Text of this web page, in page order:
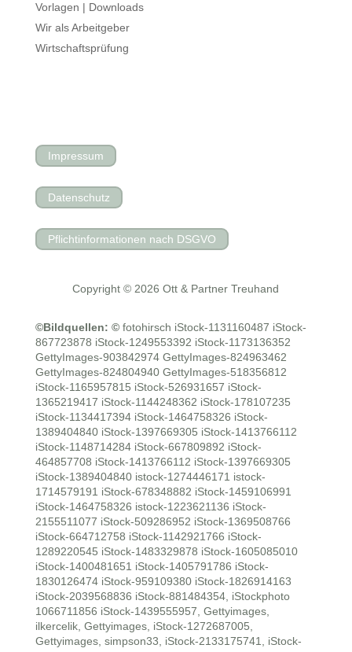
Vorlagen | Downloads
Wir als Arbeitgeber
Wirtschaftsprüfung
Impressum
Datenschutz
Pflichtinformationen nach DSGVO
Copyright © 2026 Ott & Partner Treuhand
©Bildquellen: © fotohirsch iStock-1131160487 iStock-
867723878 iStock-1249553392 iStock-1173136352
GettyImages-903842974 GettyImages-824963462
GettyImages-824804940 GettyImages-518356812
iStock-1165957815 iStock-526931657 iStock-
1365219417 iStock-1144248362 iStock-178107235
iStock-1134417394 iStock-1464758326 iStock-
1389404840 iStock-1397669305 iStock-1413766112
iStock-1148714284 iStock-667809892 iStock-
464857708 iStock-1413766112 iStock-1397669305
iStock-1389404840 istock-1274446171 istock-
1714579191 iStock-678348882 iStock-1459106991
iStock-1464758326 istock-1223621136 iStock-
2155511077 iStock-509286952 iStock-1369508766
iStock-664712758 iStock-1142921766 iStock-
1289220545 iStock-1483329878 iStock-1605085010
iStock-1400481651 iStock-1405791786 iStock-
1830126474 iStock-959109380 iStock-1826914163
iStock-2039568836 iStock-881484354, iStockphoto
1066711856 iStock-1439555957, Gettyimages,
ilkercelik, Gettyimages, iStock-1272687005,
Gettyimages, simpson33, iStock-2133175741, iStock-